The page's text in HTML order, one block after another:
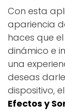
Con esta
apariencia
haces que
dinámico e
una
deseas
dispositivo, el
Efectos y